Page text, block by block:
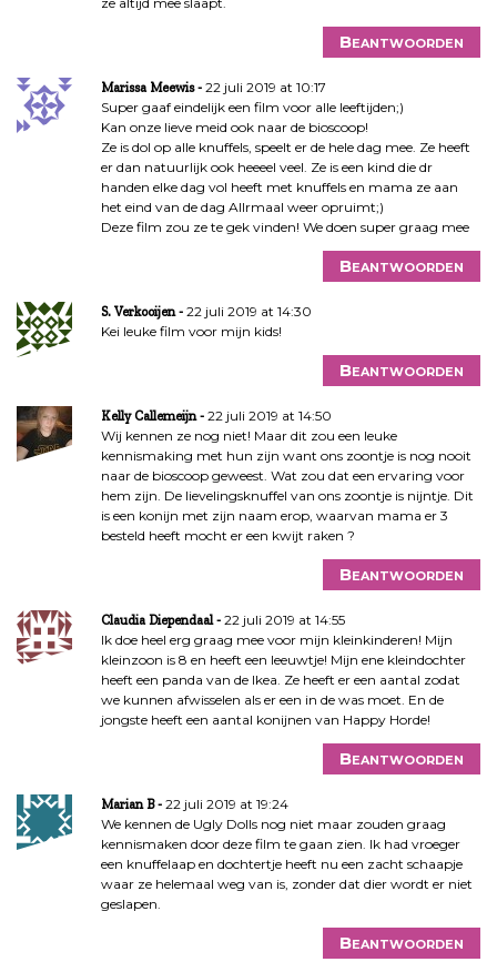
Beantwoorden
Marissa Meewis
22 juli 2019 at 10:17
Super gaaf eindelijk een film voor alle leeftijden;)
Kan onze lieve meid ook naar de bioscoop!
Ze is dol op alle knuffels, speelt er de hele dag mee. Ze heeft
er dan natuurlijk ook heeeel veel. Ze is een kind die dr
handen elke dag vol heeft met knuffels en mama ze aan
het eind van de dag Allrmaal weer opruimt;)
Deze film zou ze te gek vinden! We doen super graag mee
Beantwoorden
S. Verkooijen
22 juli 2019 at 14:30
Kei leuke film voor mijn kids!
Beantwoorden
Kelly Callemeijn
22 juli 2019 at 14:50
Wij kennen ze nog niet! Maar dit zou een leuke
kennismaking met hun zijn want ons zoontje is nog nooit
naar de bioscoop geweest. Wat zou dat een ervaring voor
hem zijn. De lievelingsknuffel van ons zoontje is nijntje. Dit
is een konijn met zijn naam erop, waarvan mama er 3
besteld heeft mocht er een kwijt raken ?
Beantwoorden
Claudia Diependaal
22 juli 2019 at 14:55
Ik doe heel erg graag mee voor mijn kleinkinderen! Mijn
kleinzoon is 8 en heeft een leeuwtje! Mijn ene kleindochter
heeft een panda van de Ikea. Ze heeft er een aantal zodat
we kunnen afwisselen als er een in de was moet. En de
jongste heeft een aantal konijnen van Happy Horde!
Beantwoorden
Marian B
22 juli 2019 at 19:24
We kennen de Ugly Dolls nog niet maar zouden graag
kennismaken door deze film te gaan zien. Ik had vroeger
een knuffelaap en dochtertje heeft nu een zacht schaapje
waar ze helemaal weg van is, zonder dat dier wordt er niet
geslapen.
Beantwoorden